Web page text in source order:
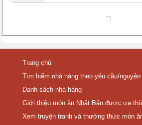
Trang chủ
Tìm hiếm nhà hàng theo yêu cầu/nguyện
Danh sách nhà hàng
Giới thiệu món ăn Nhật Bản được ưa
Xem truyện tranh và thưởng thức món